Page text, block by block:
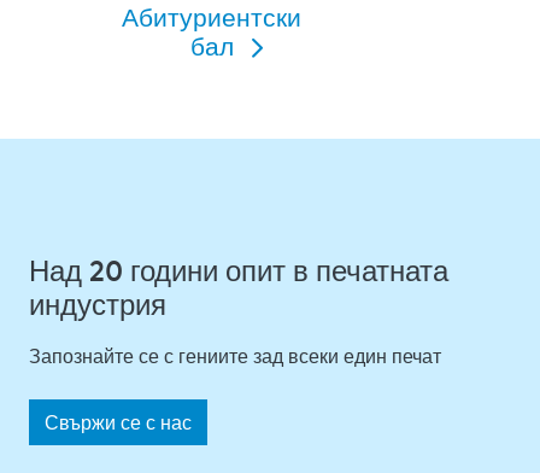
Абитуриентски
бал
Над 20 години опит в печатната
индустрия
Запознайте се с гениите зад всеки един печат
Свържи се с нас